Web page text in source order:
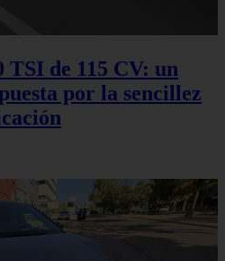
TSI de 115 CV: un
por la sencillez